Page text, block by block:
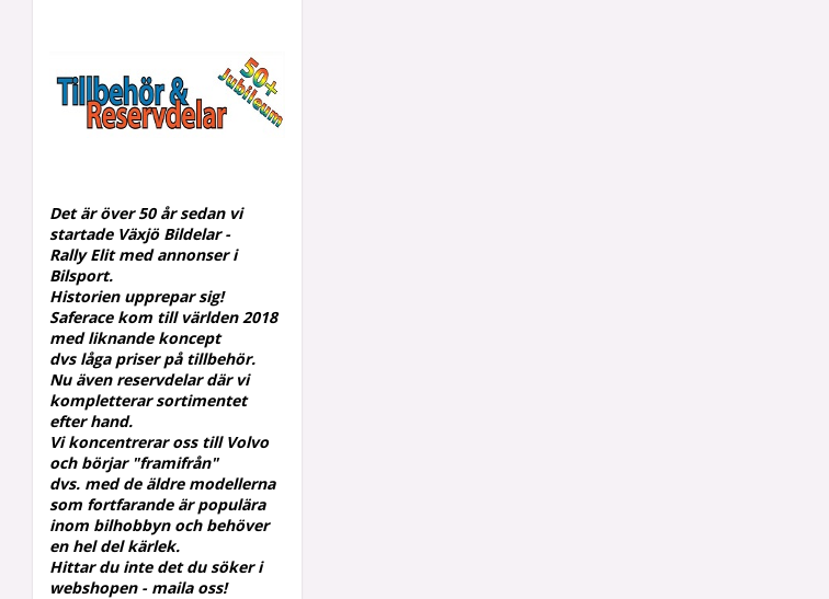
Det är över 50 år sedan vi
startade Växjö Bildelar -
RallyElit med annonser i
Bilsport.
Historien upprepar sig!
Saferace kom till världen 2018
med liknande koncept
dvs låga priser på tillbehör.
Nu även reservdelar där vi
kompletterarsortimentet
efter hand.
Vi koncentrerar oss till Volvo
och börjar "framifrån"
dvs. med de äldre modellerna
som fortfarande är populära
inom bilhobbyn och behöver
en hel del kärlek.
Hittar du inte det du söker i
webshopen - maila oss!